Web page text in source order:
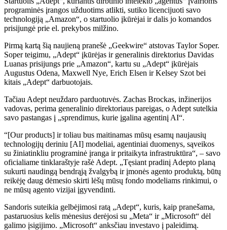
programinės įrangos užduotims atlikti, sutiko licencijuoti savo
technologiją „Amazon“, o startuolio įkūrėjai ir dalis jo komandos
prisijungė prie el. prekybos milžino.
Pirmą kartą šią naujieną pranešė „Geekwire“ atstovas Taylor Soper.
Soper teigimu, „Adept“ įkūrėjas ir generalinis direktorius Davidas
Luanas prisijungs prie „Amazon“, kartu su „Adept“ įkūrėjais
Augustus Odena, Maxwell Nye, Erich Elsen ir Kelsey Szot bei
kitais „Adept“ darbuotojais.
Tačiau Adept neuždaro parduotuvės. Zachas Brockas, inžinerijos
vadovas, perima generalinio direktoriaus pareigas, o Adept sutelkia
savo pastangas į „sprendimus, kurie įgalina agentinį AI“.
“[Our products] ir toliau bus maitinamas mūsų esamų naujausių
technologijų deriniu [AI] modeliai, agentiniai duomenys, sąveikos
su žiniatinkliu programinė įranga ir pritaikyta infrastruktūra“, – savo
oficialiame tinklaraštyje rašė Adept. „Tęsiant pradinį Adepto planą
sukurti naudingą bendrąją žvalgybą ir įmonės agento produktą, būtų
reikėję daug dėmesio skirti lėšų mūsų fondo modeliams rinkimui, o
ne mūsų agento vizijai įgyvendinti.
Sandoris suteikia gelbėjimosi ratą „Adept“, kuris, kaip pranešama,
pastaruosius kelis mėnesius derėjosi su „Meta“ ir „Microsoft“ dėl
galimo įsigijimo. „Microsoft“ anksčiau investavo į paleidimą.